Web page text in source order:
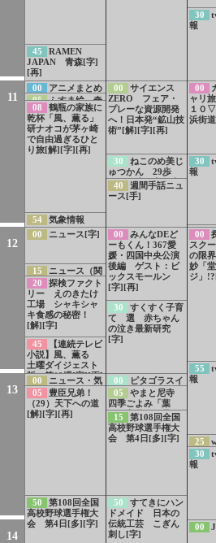
11
12
13
14
45
RAMEN
JAPAN 青森[字]
[再]
00
アニメまとめ
PR 放送中！注目
の3番組ほか[字]
[再]
05
ふすま絵 奇
跡の再会[字]
08
鶴瓶の家族に
乾杯「風、薫る」
研ナオコが茅ヶ崎
で自由過ぎるひと
り旅[解][字][再]
54
気象情報
00
ニュース[字]
15
ニュース（関
東甲信越）[字]
20
探検ファクト
リー えのきたけ
工場 シャキシャ
キ食感の秘密！
[解][字]
45
【連続テレビ
小説】風、薫る
土曜ダイジェスト
版 第19週[字][再]
00
ニュース・気
象情報[字]
05
豊臣兄弟！
（29）天下への道
[解][字][再]
50
第108回全国
高校野球選手権大
会 第4日[多][字]
00
サイエンス
ZERO フェア・
プレーな資源開発
へ！日本発“鉱山技
術”[解][字][再]
30
ねこのめ美じ
ゅつかん 29歩
め 放浪画家・山
下清はどうして旅
してたの？[字]
40
週間手話ニュ
ース[手]
00
みんなDEど
ーもくん！367愛
媛・四国中央公演
後編 ゲスト：ビ
ックスモールン
[字][再]
30
すくすく子育
て 選 赤ちゃん
の泣き最新研究
[字]
00
ピタゴラスイ
ッチ ミニ▽くね
くね人まちがいさ
がし▽きょうのス
レスレ[字]
05
やまと尼寺
四季ごよみ「葉
月 立秋・処暑」
[字]
15
第108回全国
高校野球選手権大
会 第4日[多][字]
50
すてきにハン
ドメイド 日本の
伝統工芸 こぎん
刺し[字]
30
報
00
ャリ
１０
浜街
30
報
59
report
00
スク
の限
妙「
ジ」
55
報
25
report
30
報
00